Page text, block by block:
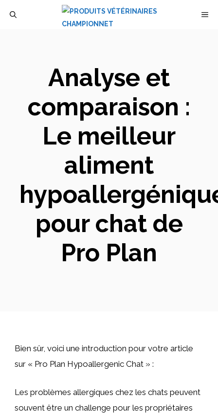
Analyse et
comparaison :
Le meilleur
aliment
pour chat de
Pro Plan
Bien sûr, voici une introduction pour votre article
sur « Pro Plan Hypoallergenic Chat » :
Les problèmes allergiques chez les chats peuvent
souvent être un challenge pour les propriétaires